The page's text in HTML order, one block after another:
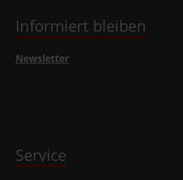
Informiert bleiben
Newsletter
Service